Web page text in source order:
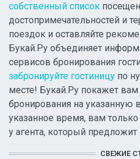
собственный список
достопримечательностей и
поездок и оставляйте
Букай.Ру объединяет
сервисов бронирования
забронируйте гостиницу по
месте! Букай.Ру покажет
бронирования на указанную
указанное время, вам только
у агента, который
СВЕЖИЕ